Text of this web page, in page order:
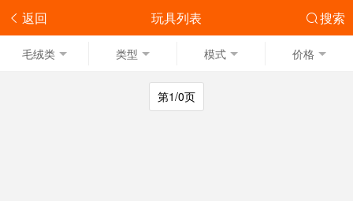
返回 搜索
玩具列表
毛绒类 类型 模式 价格
第1/0页